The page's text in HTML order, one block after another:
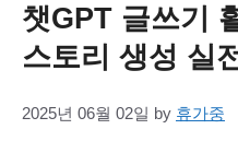
챗GPT 글쓰기
스토리 생성 실
2025년 06월 02일 by 휴가중